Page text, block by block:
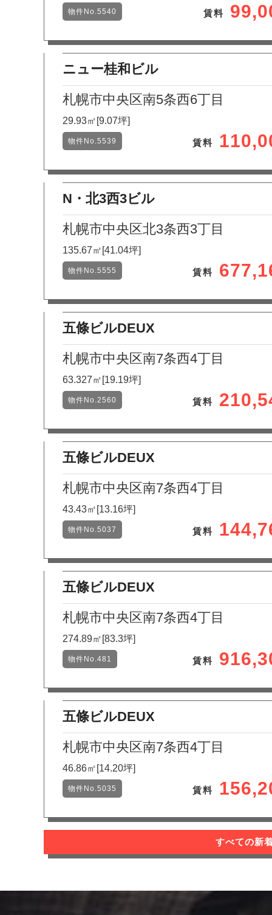
物件No.5540 賃料
ニュー桂和ビル
札幌市中央区南5条西6丁目
29.93㎡[9.07坪]
物件No.5539 賃料
N・北3西3ビル
札幌市中央区北3条西3丁目
135.67㎡[41.04坪]
物件No.5555 賃料
五條ビルDEUX
札幌市中央区南7条西4丁目
63.327㎡[19.19坪]
物件No.2560 賃料
五條ビルDEUX
札幌市中央区南7条西4丁目
43.43㎡[13.16坪]
物件No.5037 賃料
五條ビルDEUX
札幌市中央区南7条西4丁目
274.89㎡[83.3坪]
物件No.481 賃料
五條ビルDEUX
札幌市中央区南7条西4丁目
46.86㎡[14.20坪]
物件No.5035 賃料
すべての新